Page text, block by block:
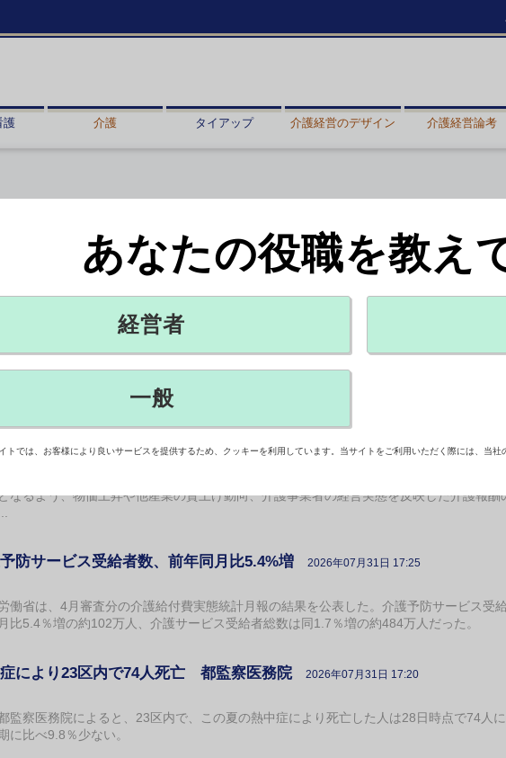
護 介護 タイアップ 介護経営のデザイン 介護経営論考
省は31日、「医師養成過程を通じた医師の偏在対策等に関する検討会」で、2028年
の調整方法案を示した。26年度の臨時定員958人から全国で引き続き削減する。27年度
酬、他産業の賃上げ踏まえた引き上げ要請
なるよう、物価上昇や他産業の賃上げ動向、介護事業者の経営実態を反映した介護報酬
防サービス受給者数、前年同月比5.4%増 2026年07月31日 17:25
働省は、4月審査分の介護給付費実態統計月報の結果を公表した。介護予防サービス受
比5.4％増の約102万人、介護サービス受給者総数は同1.7％増の約484万人だった。
により23区内で74人死亡 都監察医務院 2026年07月31日 17:20
監察医務院によると、23区内で、この夏の熱中症により死亡した人は28日時点で74人に
に比べ9.8％少ない。
あなたの役職を教え
経営者
一般
トでは、お客様により良いサービスを提供するため、クッキーを利用しています。当サイトをご利用いただく際には、当社